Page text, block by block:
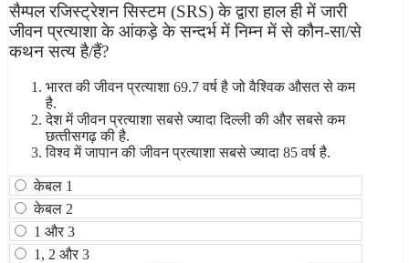
सैम्‍पल रजिस्‍ट्रेशन सिस्‍टम (SRS) के द्वारा हाल ही में जारी
जीवन प्रत्‍याशा के आंकड़े के सन्दर्भ में निम्न में से कौन-सा/से
कथन सत्य है/हैं?
भारत की जीवन प्रत्‍याशा 69.7 वर्ष है जो वैश्विक औसत से कम
है.
देश में जीवन प्रत्‍याशा सबसे ज्‍यादा दिल्‍ली की और सबसे कम
छत्‍तीसगढ़ की है.
विश्व में जापान की जीवन प्रत्‍याशा सबसे ज्‍यादा 85 वर्ष है.
केबल 1
केबल 2
1 और 3
1, 2 और 3